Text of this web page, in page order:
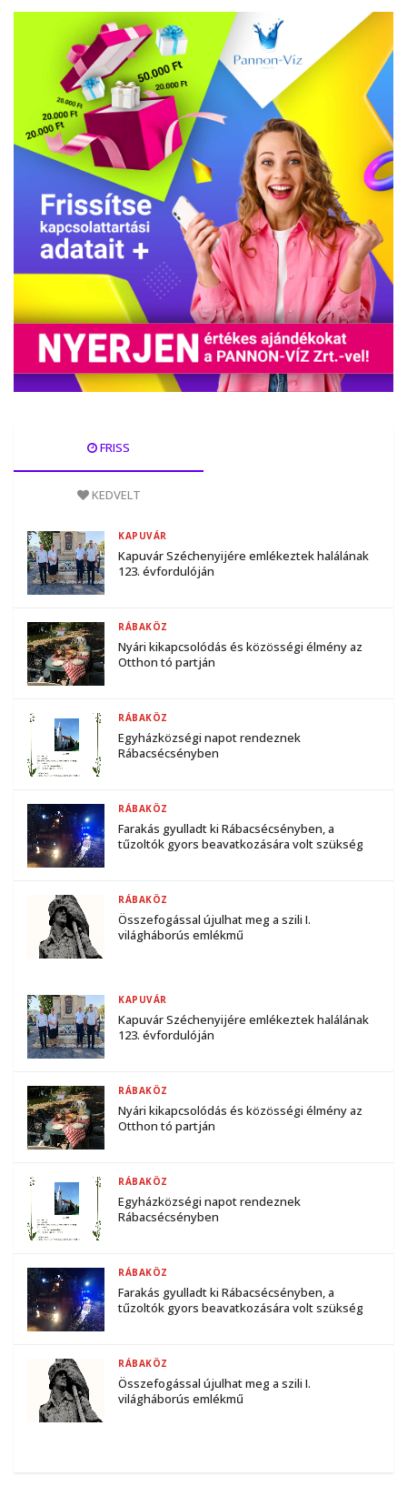
FRISS
KEDVELT
Kapuvár Széchenyijére emlékeztek halálának
123. évfordulóján
KAPUVÁR
Nyári kikapcsolódás és közösségi élmény az
Otthon tó partján
RÁBAKÖZ
Egyházközségi napot rendeznek
Rábacsécsényben
RÁBAKÖZ
Farakás gyulladt ki Rábacsécsényben, a
tűzoltók gyors beavatkozására volt szükség
RÁBAKÖZ
Összefogással újulhat meg a szili I.
világháborús emlékmű
RÁBAKÖZ
Kapuvár Széchenyijére emlékeztek halálának
123. évfordulóján
KAPUVÁR
Nyári kikapcsolódás és közösségi élmény az
Otthon tó partján
RÁBAKÖZ
Egyházközségi napot rendeznek
Rábacsécsényben
RÁBAKÖZ
Farakás gyulladt ki Rábacsécsényben, a
tűzoltók gyors beavatkozására volt szükség
RÁBAKÖZ
Összefogással újulhat meg a szili I.
világháborús emlékmű
RÁBAKÖZ